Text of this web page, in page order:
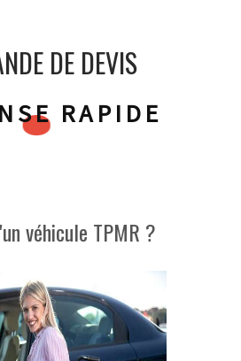
DE DEVIS
RAPIDE
véhicule TPMR ?